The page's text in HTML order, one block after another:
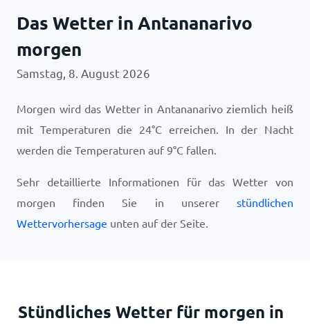
Das Wetter in Antananarivo
morgen
Samstag, 8. August 2026
Morgen wird das Wetter in Antananarivo ziemlich heiß
mit Temperaturen die 24°C erreichen. In der Nacht
werden die Temperaturen auf 9°C fallen.
Sehr detaillierte Informationen für das Wetter von
morgen finden Sie in unserer stündlichen
Wettervorhersage unten auf der Seite.
Stündliches Wetter für morgen in